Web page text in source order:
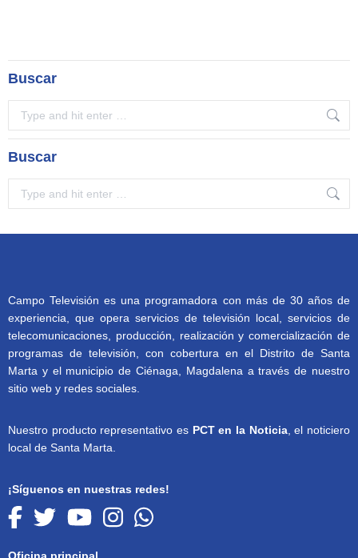
Buscar
Buscar
Campo Televisión es una programadora con más de 30 años de
experiencia, que opera servicios de televisión local, servicios de
telecomunicaciones, producción, realización y comercialización de
programas de televisión, con cobertura en el Distrito de Santa
Marta y el municipio de Ciénaga, Magdalena a través de nuestro
sitio web y redes sociales.
Nuestro producto representativo es PCT en la Noticia, el noticiero
local de Santa Marta.
¡Síguenos en nuestras redes!
Oficina principal